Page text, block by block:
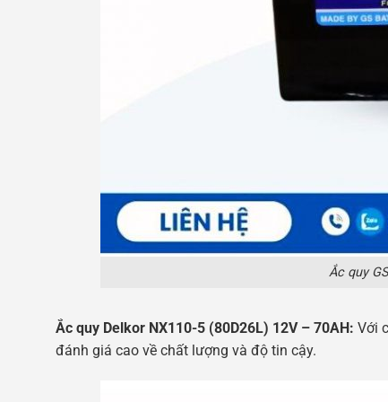
Ắc quy
Ắc quy Delkor NX110-5 (80D26L) 12V – 70AH: Với
đánh giá cao về chất lượng và độ tin cậy.